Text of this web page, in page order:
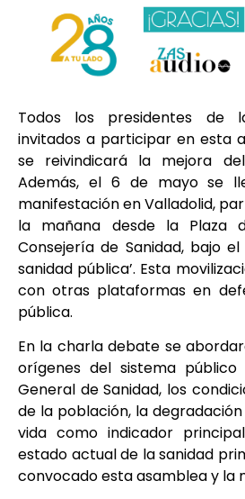
Todos los presidentes de
invitados a participar en esta
se reivindicará la mejora
Además, el 6 de mayo se
manifestación en Valladolid,
la mañana desde la Plaza
Consejería de Sanidad, bajo
sanidad pública’. Esta
con otras plataformas en
pública.
En la charla debate se
orígenes del sistema público
General de Sanidad, los
de la población, la
vida como indicador
estado actual de la sanidad
convocado esta asamblea y la